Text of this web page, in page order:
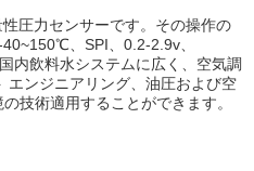
圧力センサーです。その操作の
、SPI、0.2-2.9v、
内飲料水システムに広く、空気調
エンジニアリング、油圧および空
技術適用することができます。